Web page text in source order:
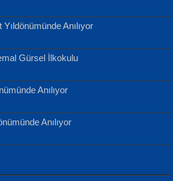
Anılıyor
Gürsel İlkokulu
Anılıyor
Anılıyor